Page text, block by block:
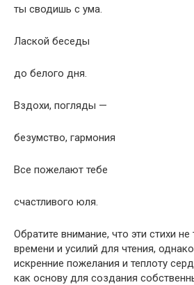
ты сводишь с ума.
Лаской беседы
до белого дня.
Вздохи, погляды —
безумство, гармония
Все пожелают тебе
счастливого юля.
Обратите внимание, что эти стихи
времени и усилий для чтения,
искренние пожелания и теплоту
как основу для создания